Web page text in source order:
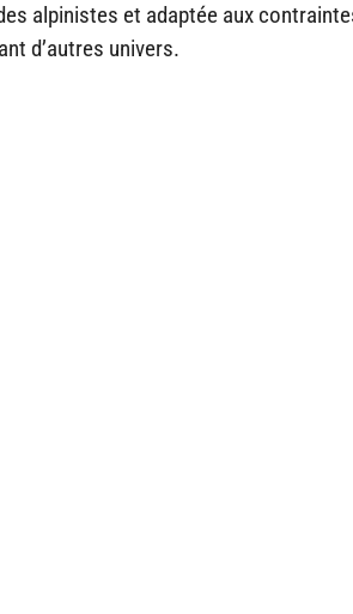
alpinistes et adaptée aux
d’autres univers.